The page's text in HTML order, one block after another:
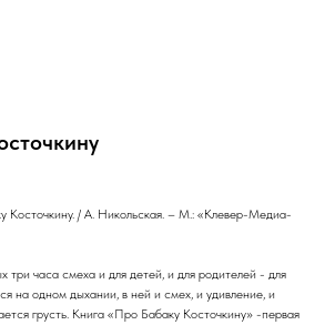
Косточкину. / А. Никольская. – М.: «Клевер-Медиа-
три часа смеха и для детей, и для родителей - для
на одном дыхании, в ней и смех, и удивление, и
грусть. Книга «Про Бабаку Косточкину» -первая